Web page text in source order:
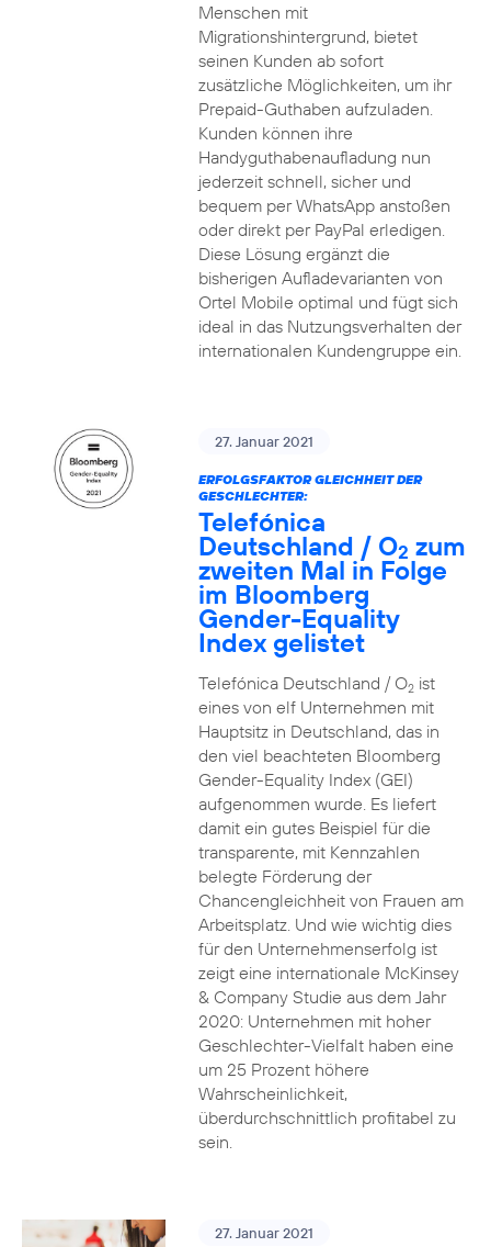
Menschen mit
Migrationshintergrund, bietet
seinen Kunden ab sofort
zusätzliche Möglichkeiten, um ihr
Prepaid-Guthaben aufzuladen.
Kunden können ihre
Handyguthabenaufladung nun
jederzeit schnell, sicher und
bequem per WhatsApp anstoßen
oder direkt per PayPal erledigen.
Diese Lösung ergänzt die
bisherigen Aufladevarianten von
Ortel Mobile optimal und fügt sich
ideal in das Nutzungsverhalten der
internationalen Kundengruppe ein.
27. Januar 2021
ERFOLGSFAKTOR GLEICHHEIT DER
GESCHLECHTER:
Telefónica
Deutschland / O2 zum
zweiten Mal in Folge
im Bloomberg
Gender-Equality
Index gelistet
Telefónica Deutschland / O2ist
eines von elf Unternehmen mit
Hauptsitz in Deutschland, das in
den viel beachteten Bloomberg
Gender-Equality Index (GEI)
aufgenommen wurde. Es liefert
damit ein gutes Beispiel für die
transparente, mit Kennzahlen
belegte Förderung der
Chancengleichheit von Frauen am
Arbeitsplatz. Und wie wichtig dies
für den Unternehmenserfolg ist
zeigt eine internationale McKinsey
& Company Studie aus dem Jahr
2020: Unternehmen mit hoher
Geschlechter-Vielfalt haben eine
um 25 Prozent höhere
Wahrscheinlichkeit,
überdurchschnittlich profitabel zu
sein.
27. Januar 2021